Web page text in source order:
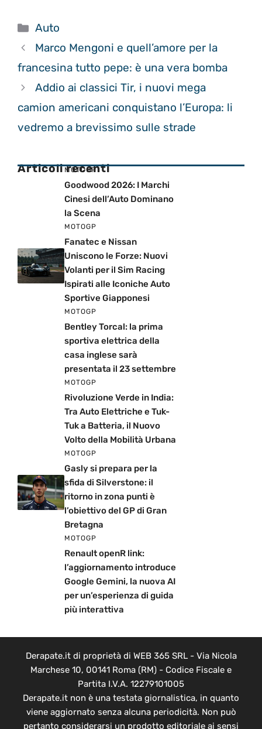
Categorie
Auto
Marco Mengoni e quell’amore per la
francesina tutto pepe: è una vera bomba
Addio ai classici Tir, i nuovi mega
camion americani conquistano l’Europa: li
vedremo a brevissimo sulle strade
Articoli recenti
MOTOGP
Goodwood 2026: I Marchi
Cinesi dell’Auto Dominano
la Scena
MOTOGP
Fanatec e Nissan
Uniscono le Forze: Nuovi
Volanti per il Sim Racing
Ispirati alle Iconiche Auto
Sportive Giapponesi
MOTOGP
Bentley Torcal: la prima
sportiva elettrica della
casa inglese sarà
presentata il 23 settembre
MOTOGP
Rivoluzione Verde in India:
Tra Auto Elettriche e Tuk-
Tuk a Batteria, il Nuovo
Volto della Mobilità Urbana
MOTOGP
Gasly si prepara per la
sfida di Silverstone: il
ritorno in zona punti è
l’obiettivo del GP di Gran
Bretagna
MOTOGP
Renault openR link:
l’aggiornamento introduce
Google Gemini, la nuova AI
per un’esperienza di guida
più interattiva
Derapate.it di proprietà di WEB 365 SRL - Via Nicola
Marchese 10, 00141 Roma (RM) - Codice Fiscale e
Partita I.V.A. 12279101005
Derapate.it non è una testata giornalistica, in quanto
viene aggiornato senza alcuna periodicità. Non può
pertanto considerarsi un prodotto editoriale ai sensi